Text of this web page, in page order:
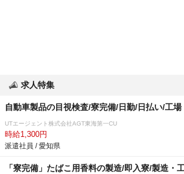
求人特集
自動車製品の目視検査/寮完備/日勤/日払い/工場
UTエージェント株式会社AGT東海第一CU
時給1,300円
派遣社員 / 愛知県
「寮完備」たばこ用香料の製造/即入寮/製造・